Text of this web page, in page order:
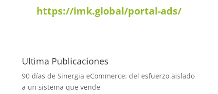
https://imk.global/portal-ads/
Ultima Publicaciones
90 días de Sinergia eCommerce: del esfuerzo aislado
a un sistema que vende